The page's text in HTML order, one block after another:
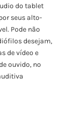
do tablet
seus alto-
Pode não
desejam,
de vídeo e
ouvido, no